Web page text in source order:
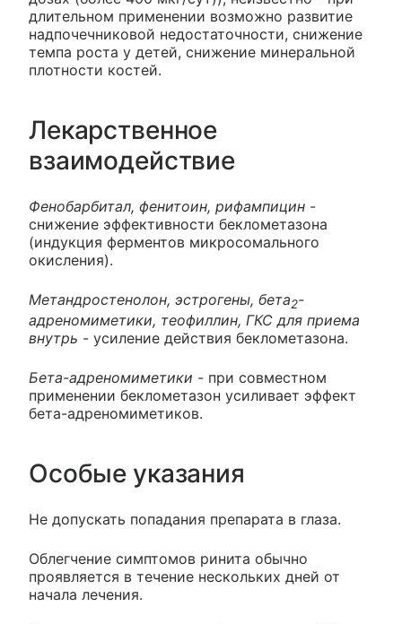
длительном применении возможно развитие
надпочечниковой недостаточности, снижение
темпа роста у детей, снижение минеральной
плотности костей.
Лекарственное
взаимодействие
Фенобарбитал, фенитоин, рифампицин -
снижение эффективности беклометазона
(индукция ферментов микросомального
окисления).
Метандростенолон, эстрогены, бета2-
адреномиметики, теофиллин, ГКС для приема
внутрь - усиление действия беклометазона.
Бета-адреномиметики - при совместном
применении беклометазон усиливает эффект
бета-адреномиметиков.
Особые указания
Не допускать попадания препарата в глаза.
Облегчение симптомов ринита обычно
проявляется в течение нескольких дней от
начала лечения.